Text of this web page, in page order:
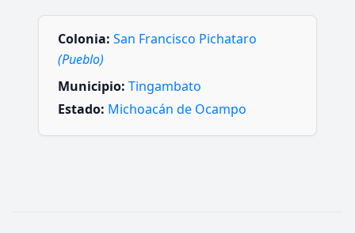
Colonia: San Francisco Pichataro
(Pueblo)
Municipio: Tingambato
Estado: Michoacán de Ocampo